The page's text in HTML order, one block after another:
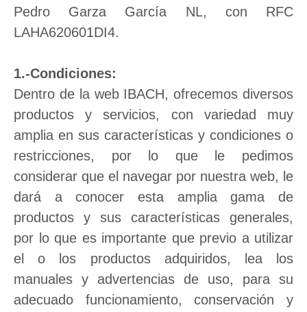
Pedro Garza García NL, con RFC
LAHA620601DI4.
1.-Condiciones:
Dentro de la web IBACH, ofrecemos diversos
productos y servicios, con variedad muy
amplia en sus características y condiciones o
restricciones, por lo que le pedimos
considerar que el navegar por nuestra web, le
dará a conocer esta amplia gama de
productos y sus características generales,
por lo que es importante que previo a utilizar
el o los productos adquiridos, lea los
manuales y advertencias de uso, para su
adecuado funcionamiento, conservación y